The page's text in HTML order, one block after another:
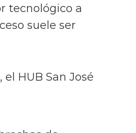
tecnológico a
suele ser
HUB San José